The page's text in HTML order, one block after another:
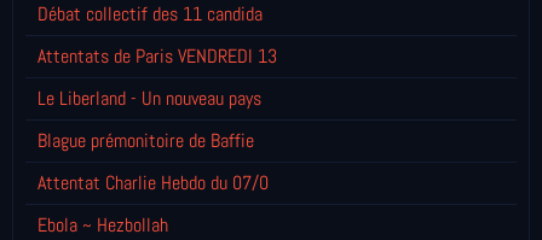
Débat collectif des 11 candida
Attentats de Paris VENDREDI 13
Le Liberland - Un nouveau pays
Blague prémonitoire de Baffie
Attentat Charlie Hebdo du 07/0
Ebola ~ Hezbollah